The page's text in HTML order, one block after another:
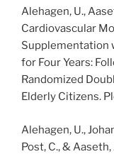
Alehagen, U.,
Cardiovascular
Supplementation
for Four Years:
Randomized
Elderly Citizens.
Alehagen, U.,
Post, C., &